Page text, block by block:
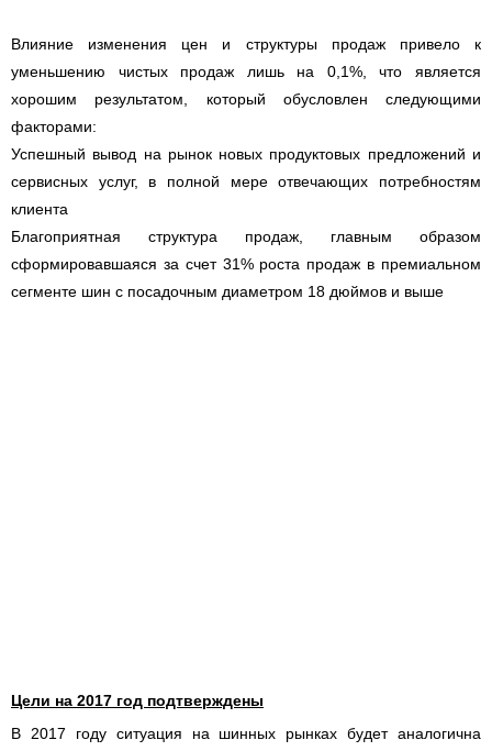
Влияние изменения цен и структуры продаж привело к
уменьшению чистых продаж лишь на 0,1%, что является
хорошим результатом, который обусловлен следующими
факторами:
Успешный вывод на рынок новых продуктовых предложений и
сервисных услуг, в полной мере отвечающих потребностям
клиента
Благоприятная структура продаж, главным образом
сформировавшаяся за счет 31% роста продаж в премиальном
сегменте шин с посадочным диаметром 18 дюймов и выше
Цели на 2017 год подтверждены
В 2017 году ситуация на шинных рынках будет аналогична